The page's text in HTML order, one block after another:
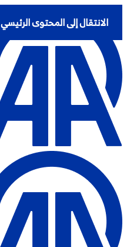
الانتقال إلى المحتوى الرئيسي